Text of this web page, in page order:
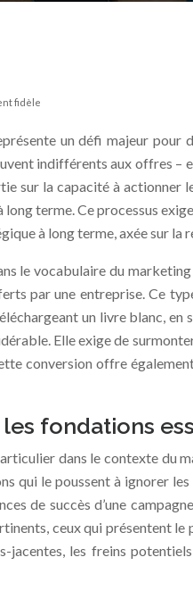
fidèle
un défi majeur
indifférents aux offres –
sur la capacité à
terme. Ce processus
à long terme, axée sur
le vocabulaire du
par une entreprise. Ce
un livre blanc,
Elle exige de
conversion offre
fondations
dans le contexte
qui le poussent à ignorer
de succès d’une
ceux qui présentent
jacentes, les freins